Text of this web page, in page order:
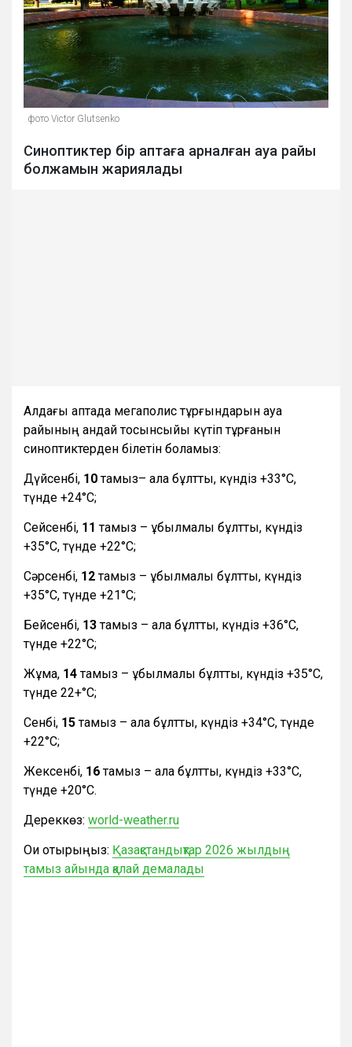
фото Victor Glutsenko
Синоптиктер бір аптаға арналған ауа райы
болжамын жариялады
Алдағы аптада мегаполис тұрғындарын ауа
райының қандай тосынсыйы күтіп тұрғанын
синоптиктерден білетін боламыз:
Дүйсенбі, 10тамыз– ала бұлтты, күндіз +33°С,
түнде +24°С;
Сейсенбі, 11тамыз – құбылмалы бұлтты, күндіз
+35°С, түнде +22°С;
Сәрсенбі, 12тамыз – құбылмалы бұлтты, күндіз
+35°С, түнде +21°С;
Бейсенбі, 13тамыз – ала бұлтты, күндіз +36°С,
түнде +22°С;
Жұма, 14тамыз – құбылмалы бұлтты, күндіз +35°С,
түнде 22+°С;
Сенбі, 15тамыз – ала бұлтты, күндіз +34°С, түнде
+22°С;
Жексенбі, 16тамыз – ала бұлтты, күндіз +33°С,
түнде +20°С.
Дереккөз: world-weather.ru
Оқи отырыңыз: Қазақстандықтар 2026 жылдың
тамыз айында қалай демалады